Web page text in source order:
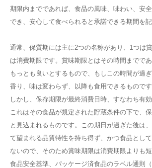
期限内までであれば、食品の風味、味わい、安
でき、安心して食べられると承諾できる期間を記
通常、保質期には主に2つの名称があり、1つは
は消費期限です。賞味期限とはその時間までで
もっとも良いとするもので、もしこの時間が過
香り、味は変わらず、以降も食用できるものです
しかし、保存期限が最終消費日時、すなわち有
これはその食品が規定された貯蔵条件の下で、
と見込まれるものです。この期日が過ぎた後は
て望まれる品質特性を持ち得ず、かつ食品とし
ないので、そのため賞味期限は消費期限よりも
食品安全基準、パッケージ済食品のラベル通則